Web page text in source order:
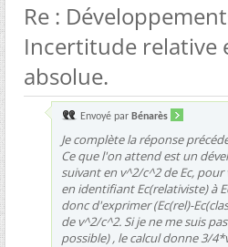
Re :
Incertitude relative
absolue.
Envoyé par Bénarès
Je complète la réponse
Ce que l'on attend est un
suivant en v^2/c^2 de Ec,
en identifiant Ec(relativiste) à
donc d'exprimer (Ec(rel)-
de v^2/c^2. Si je ne me suis
possible) , le calcul donne 3/